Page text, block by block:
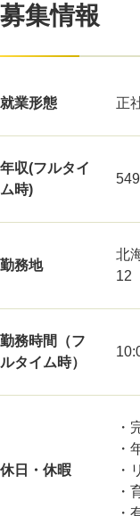
募集情報
就業形態 正
年収(フルタイ
ム時)
勤務地
北
12
勤務時間（フ
ルタイム時）
休日・休暇
・
・
・
・
・